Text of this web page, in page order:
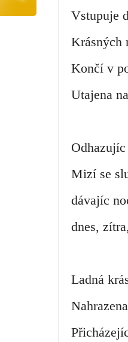
Vstupuje
Krásných
Končí v
Utajena
Mizí se
dávajíc
dnes,
Ladná